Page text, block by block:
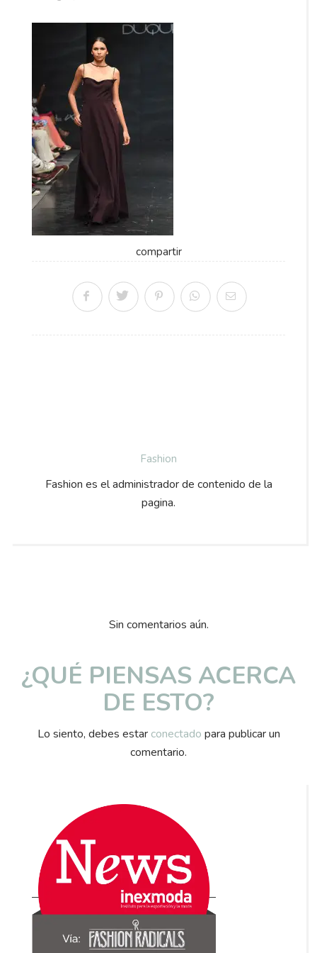
compartir
Fashion
Fashion es el administrador de contenido de la
pagina.
Sin comentarios aún.
¿QUÉ PIENSAS ACERCA
DE ESTO?
Lo siento, debes estar conectado para publicar un
comentario.